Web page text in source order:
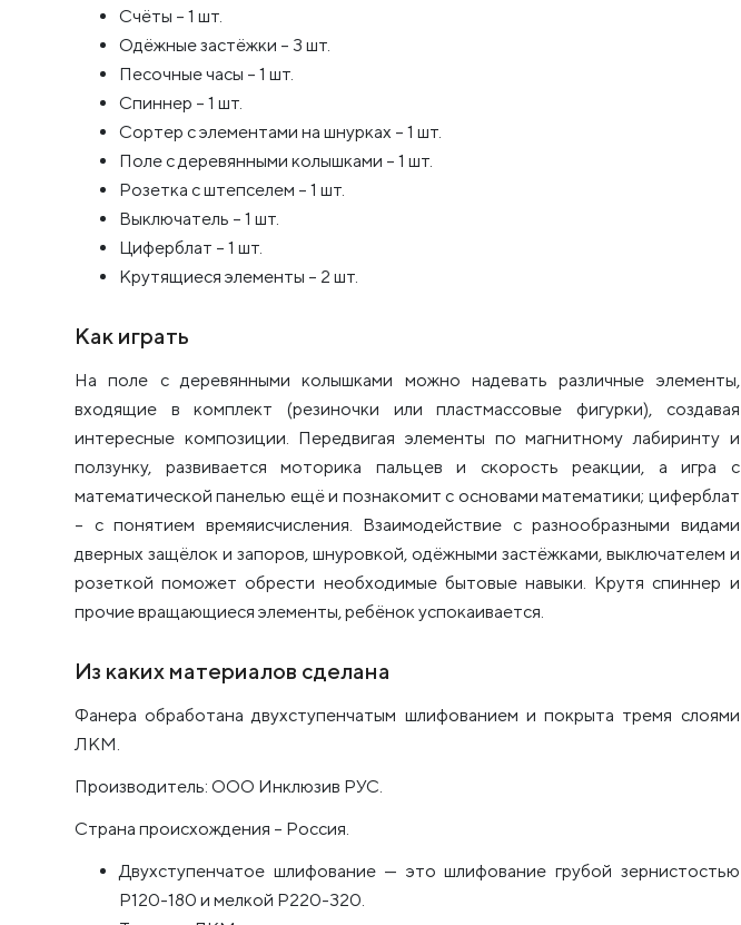
Счёты – 1 шт.
Одёжные застёжки – 3 шт.
Песочные часы – 1 шт.
Спиннер – 1 шт.
Сортер с элементами на шнурках – 1 шт.
Поле с деревянными колышками – 1 шт.
Розетка с штепселем – 1 шт.
Выключатель – 1 шт.
Циферблат – 1 шт.
Крутящиеся элементы – 2 шт.
Как играть
На поле с деревянными колышками можно надевать различные элементы,
входящие в комплект (резиночки или пластмассовые фигурки), создавая
интересные композиции. Передвигая элементы по магнитному лабиринту и
ползунку, развивается моторика пальцев и скорость реакции, а игра с
математической панелью ещё и познакомит с основами математики; циферблат
– с понятием времяисчисления. Взаимодействие с разнообразными видами
дверных защёлок и запоров, шнуровкой, одёжными застёжками, выключателем и
розеткой поможет обрести необходимые бытовые навыки. Крутя спиннер и
прочие вращающиеся элементы, ребёнок успокаивается.
Из каких материалов сделана
Фанера обработана двухступенчатым шлифованием и покрыта тремя слоями
ЛКМ.
Производитель: ООО Инклюзив РУС.
Страна происхождения – Россия.
Двухступенчатое шлифование — это шлифование грубой зернистостью
Р120-180 и мелкой Р220-320.